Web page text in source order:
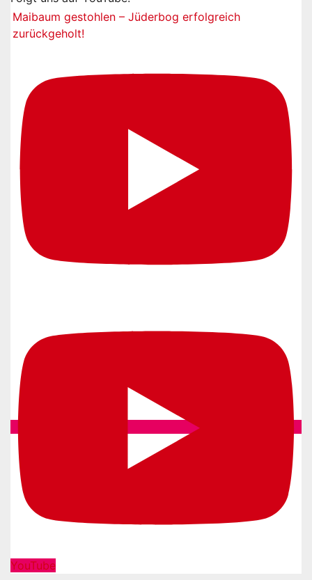
Maibaum gestohlen – Jüderbog erfolgreich
zurückgeholt!
YouTube